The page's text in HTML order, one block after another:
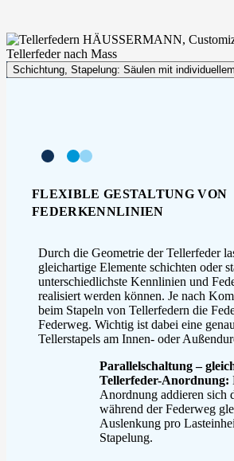
Schichtung, Stapelung: Säulen mit
FLEXIBLE GESTALTUNG VON
FEDERKENNLINIEN
Durch die Geometrie der Tellerfeder
gleichartige Elemente schichten oder
unterschiedlichste Kennlinien und
realisiert werden können. Je nach
beim Stapeln von Tellerfedern die
Federweg. Wichtig ist dabei eine
Tellerstapels am Innen- oder
Parallelschaltung –
Tellerfeder-Anordnung:
Anordnung addieren sich
während der Federweg
Auslenkung pro
Stapelung.